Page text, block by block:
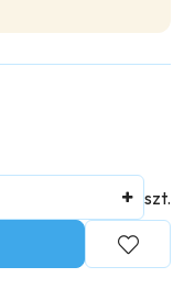
szt.